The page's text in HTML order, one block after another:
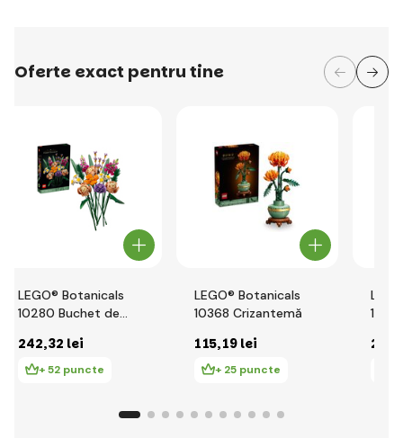
Oferte exact pentru tine
LEGO® Botanicals
10280 Buchet de
242,32 lei
+ 52 puncte
LEGO® Botanicals
10368 Crizantemă
115,19 lei
+ 25 puncte
250